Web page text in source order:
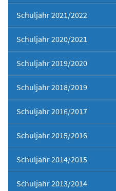
Schuljahr 2021/2022
Schuljahr 2020/2021
Schuljahr 2019/2020
Schuljahr 2018/2019
Schuljahr 2016/2017
Schuljahr 2015/2016
Schuljahr 2014/2015
Schuljahr 2013/2014